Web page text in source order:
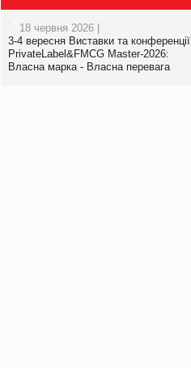
Людмила
18 червня 2026 |
3-4 вересня Виставки та конференції
PrivateLabel&FMCG Master-2026:
Власна марка - Власна перевага